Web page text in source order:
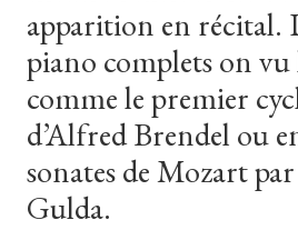
apparition en récital.
piano completsonvu
commelepremier
d’AlfredBrendel ou
sonatesdeMozartpar
Gulda.